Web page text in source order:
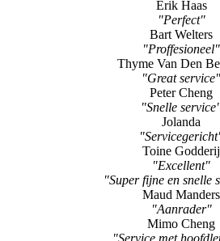
Erik Haas
"Perfect"
Bart Welters
"Proffesioneel"
Thyme Van Den
"Great service"
Peter Cheng
"Snelle
Jolanda
Toine Godderij
"Excellent"
"Super fijne en snelle
Maud Manders
"Aanrader"
Mimo Cheng
"Service met